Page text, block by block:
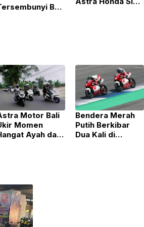
Bali:
Motor Bali
Momen
Ayah dan
Bendera Merah
Putih Berkibar
Dua Kali di